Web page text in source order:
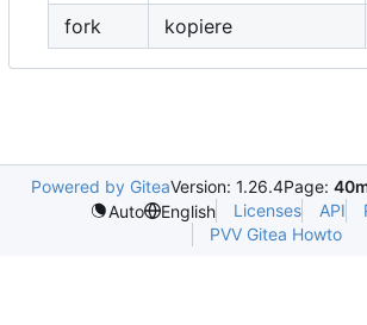
fork
kopiere
Powered by GiteaVersion: 1.26.4Page:
Auto
English Licenses API
PVV Gitea Howto